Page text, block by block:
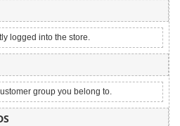
logged into the store.
group you belong to.